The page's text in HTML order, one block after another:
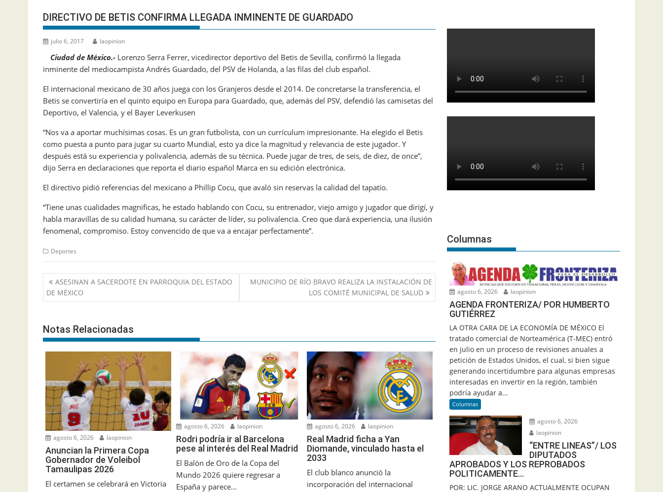
DIRECTIVO DE BETIS CONFIRMA LLEGADA INMINENTE DE GUARDADO
julio 6, 2017 laopinion
Ciudad de México.- Lorenzo Serra Ferrer, vicedirector deportivo del Betis de Sevilla, confirmó la llegada
inminente del mediocampista Andrés Guardado, del PSV de Holanda, a las filas del club español.
El internacional mexicano de 30 años juega con los Granjeros desde el 2014. De concretarse la transferencia, el
Betis se convertiría en el quinto equipo en Europa para Guardado, que, además del PSV, defendió las camisetas del
Deportivo, el Valencia, y el Bayer Leverkusen
“Nos va a aportar muchísimas cosas. Es un gran futbolista, con un currículum impresionante. Ha elegido el Betis
como puesta a punto para jugar su cuarto Mundial, esto ya dice la magnitud y relevancia de este jugador. Y
después está su experiencia y polivalencia, además de su técnica. Puede jugar de tres, de seis, de diez, de once”,
dijo Serra en declaraciones que reporta el diario español Marca en su edición electrónica.
El directivo pidió referencias del mexicano a Phillip Cocu, que avaló sin reservas la calidad del tapatío.
“Tiene unas cualidades magnificas, he estado hablando con Cocu, su entrenador, viejo amigo y jugador que dirigí, y
habla maravillas de su calidad humana, su carácter de líder, su polivalencia. Creo que dará experiencia, una ilusión
fenomenal, compromiso. Estoy convencido de que va a encajar perfectamente”.
Deportes
Navegación
de
entradas
ASESINAN A SACERDOTE EN PARROQUIA DEL ESTADO
DE MÉXICO
MUNICIPIO DE RÍO BRAVO REALIZA LA INSTALACIÓN DE
LOS COMITÉ MUNICIPAL DE SALUD
Notas Relacionadas
agosto 6, 2026 laopinion
Anuncian la Primera Copa
Gobernador de Voleibol
Tamaulipas 2026
El certamen se celebrará en Victoria
agosto 6, 2026 laopinion
Rodri podría ir al Barcelona
pese al interés del Real Madrid
El Balón de Oro de la Copa del
Mundo 2026 quiere regresar a
España y parece...
agosto 6, 2026 laopinion
Real Madrid ficha a Yan
Diomande, vinculado hasta el
2033
El club blanco anunció la
incorporación del internacional
Columnas
agosto 6, 2026 laopinion
AGENDA FRONTERIZA/ POR HUMBERTO
GUTIÉRREZ
LA OTRA CARA DE LA ECONOMÍA DE MÉXICO El
tratado comercial de Norteamérica (T-MEC) entró
en julio en un proceso de revisiones anuales a
petición de Estados Unidos, el cual, si bien sigue
generando incertidumbre para algunas empresas
interesadas en invertir en la región, también
podría ayudar a...
Columnas
agosto 6, 2026
laopinion
“ENTRE LINEAS”/ LOS
DIPUTADOS
APROBADOS Y LOS REPROBADOS
POLITICAMENTE…
POR: LIC. JORGE ARANO ACTUALMENTE OCUPAN